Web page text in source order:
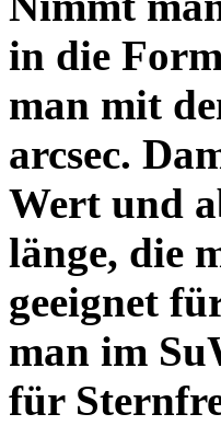
in die
man mit
arcsec.
Wert und
länge, die
geeignet
man im
für